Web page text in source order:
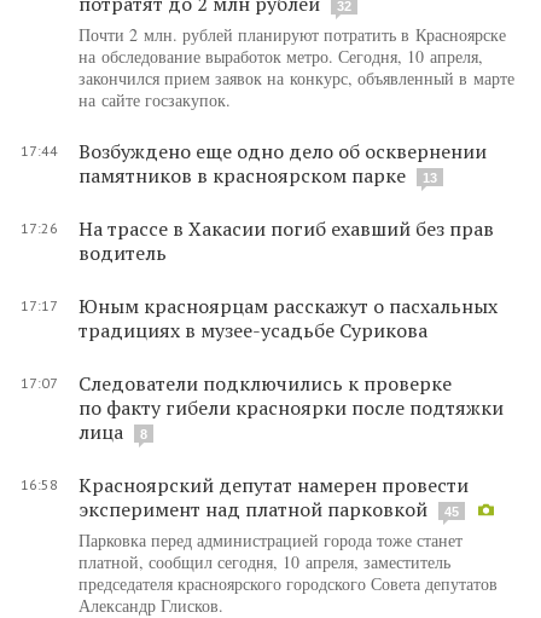
32
Почти 2 млн. рублей планируют потратить в Красноярске
на обследование выработок метро. Сегодня, 10 апреля,
закончился прием заявок на конкурс, объявленный в марте
на сайте госзакупок.
17:44
Возбуждено еще одно дело об осквернении
памятников в красноярском парке
13
17:26
На трассе в Хакасии погиб ехавший без прав
водитель
17:17
Юным красноярцам расскажут о пасхальных
традициях в музее-усадьбе Сурикова
17:07
Следователи подключились к проверке
по факту гибели красноярки после подтяжки
лица
8
16:58
Красноярский депутат намерен провести
эксперимент над платной парковкой
45
Парковка перед администрацией города тоже станет
платной, сообщил сегодня, 10 апреля, заместитель
председателя красноярского городского Совета депутатов
Александр Глисков.